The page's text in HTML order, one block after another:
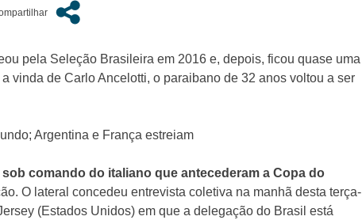
pela Seleção Brasileira em 2016 e, depois, ficou quase uma
vinda de Carlo Ancelotti, o paraibano de 32 anos voltou a ser
Argentina e França estreiam
comando do italiano que antecederam a Copa do
O lateral concedeu entrevista coletiva na manhã desta terça-
(Estados Unidos) em que a delegação do Brasil está